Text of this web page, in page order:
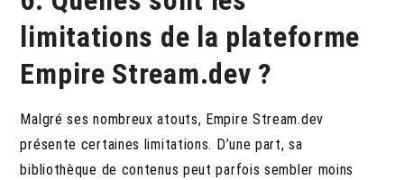
limitations de la plateforme
Empire Stream.dev ?
Malgré ses nombreux atouts, Empire Stream.dev
présente certaines limitations. D’une part, sa
bibliothèque de contenus peut parfois sembler moins